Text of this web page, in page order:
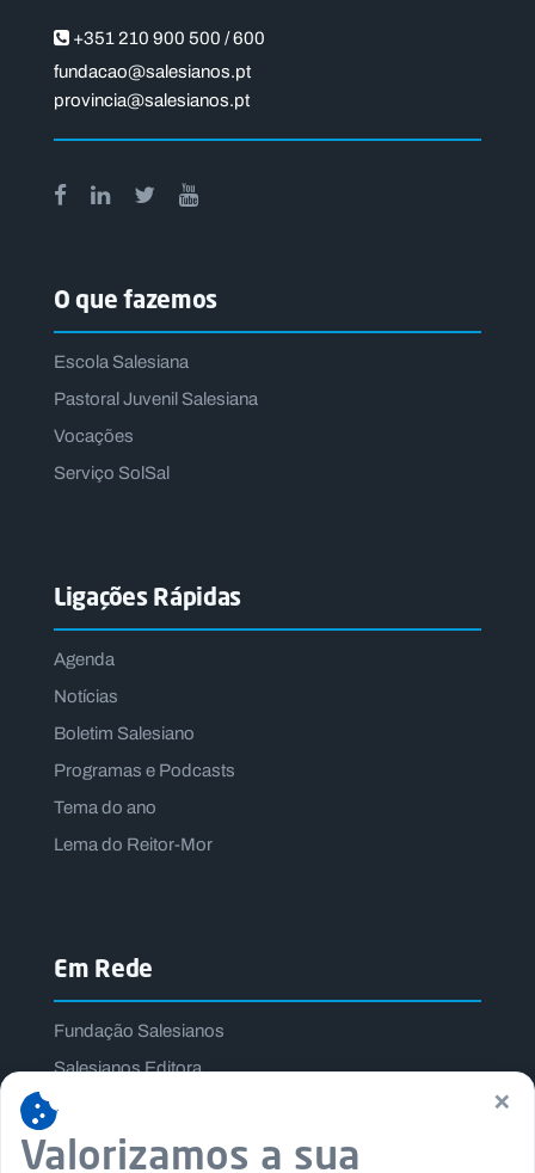
+351 210 900 500 / 600
fundacao@salesianos.pt
provincia@salesianos.pt
O que fazemos
Escola Salesiana
Pastoral Juvenil Salesiana
Vocações
Serviço SolSal
Ligações Rápidas
Agenda
Notícias
Boletim Salesiano
Programas e Podcasts
Tema do ano
Lema do Reitor-Mor
Em Rede
Fundação Salesianos
Salesianos Editora
Família Salesiana
Missão Dom Bosco
×
Valorizamos a sua